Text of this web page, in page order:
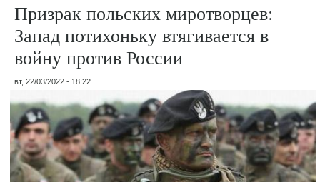
Призрак польских миротворцев:
Запад потихоньку втягивается в
войну против России
вт, 22/03/2022 - 18:22